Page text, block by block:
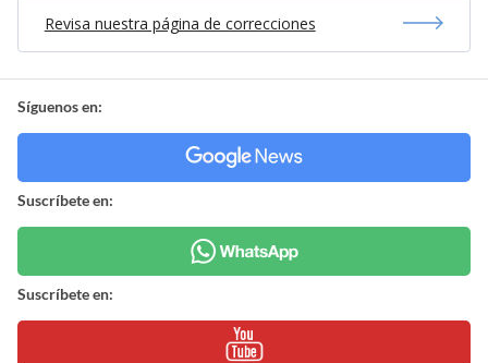
Revisa nuestra página de correcciones
Síguenos en:
Suscríbete en:
Suscríbete en: